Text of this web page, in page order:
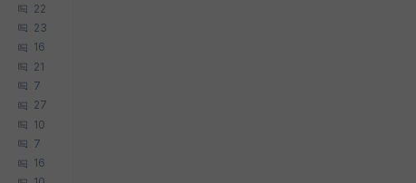
22
23
16
21
7
27
10
7
16